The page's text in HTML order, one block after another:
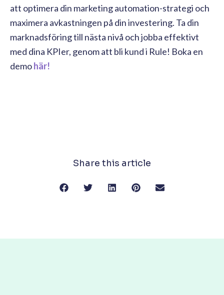
att optimera din marketing automation-strategi och
maximera avkastningen på din investering. Ta din
marknadsföring till nästa nivå och jobba effektivt
med dina KPIer, genom att bli kund i Rule! Boka en
demohär!
Share this article